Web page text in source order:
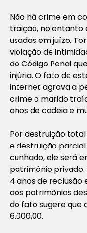
Não há crime em
traição, no entanto
usadas em juízo.
violação de
do Código Penal
injúria. O fato de
internet agrava a
crime o marido
anos de cadeia e
Por destruição
e destruição
cunhado, ele será
patrimônio
4 anos de
aos patrimônios
do fato sugere que
6.000,00.